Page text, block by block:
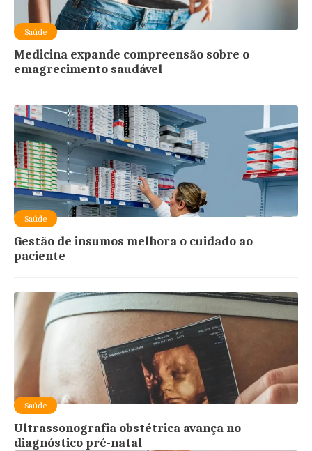
Saúde
Medicina expande compreensão sobre o
emagrecimento saudável
Saúde
Gestão de insumos melhora o cuidado ao
paciente
Saúde
Ultrassonografia obstétrica avança no
diagnóstico pré-natal